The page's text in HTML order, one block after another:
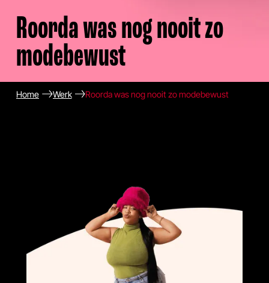
Roorda was nog nooit zo
modebewust
Home Werk Roorda was nog nooit zo modebewust